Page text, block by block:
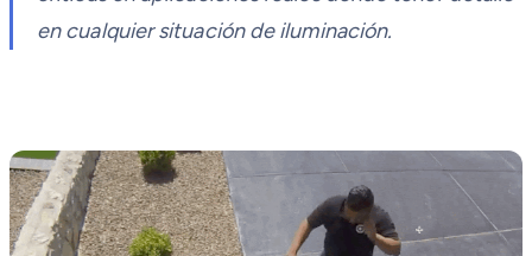
en cualquier situación de iluminación.